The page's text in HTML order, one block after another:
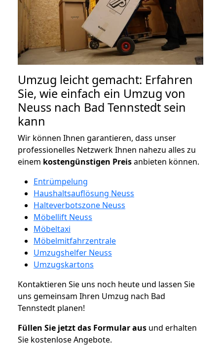
Umzug leicht gemacht: Erfahren
Sie, wie einfach ein Umzug von
Neuss nach Bad Tennstedt sein
kann
Wir können Ihnen garantieren, dass unser
professionelles Netzwerk Ihnen nahezu alles zu
einem kostengünstigen Preisanbieten können.
Entrümpelung
Haushaltsauflösung Neuss
Halteverbotszone Neuss
Möbellift Neuss
Möbeltaxi
Möbelmitfahrzentrale
Umzugshelfer Neuss
Umzugskartons
Kontaktieren Sie uns noch heute und lassen Sie
uns gemeinsam Ihren Umzug nach Bad
Tennstedt planen!
Füllen Sie jetzt das Formular aus und erhalten
Sie kostenlose Angebote.